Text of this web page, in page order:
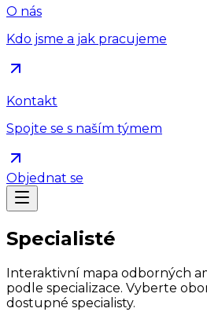
O nás
Kdo jsme a jak pracujeme
Kontakt
Spojte se s naším týmem
Objednat se
Specialisté
Interaktivní mapa odborných
podle specializace. Vyberte
dostupné specialisty.